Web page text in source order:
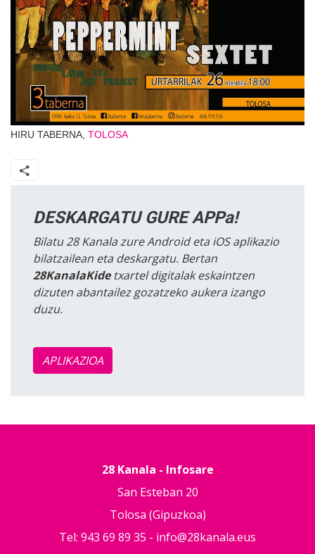
HIRU TABERNA, TOLOSA
DESKARGATU GURE APPa!
Bilatu 28 Kanala zure Android eta iOS aplikazio
bilatzailean eta deskargatu. Bertan
28KanalaKidetxartel digitalak eskaintzen
dizuten abantailez gozatzeko aukera izango
duzu.
APLIKAZIOA
28 Kanala - Infosare
San Esteban 20
Tolosa (Gipuzkoa)
Tel: 943 69 89 35 - info@28kanala.eus